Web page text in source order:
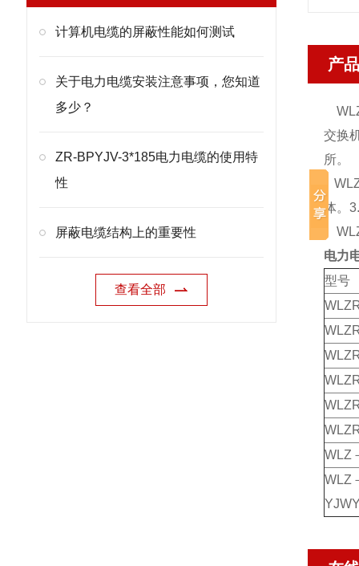
计算机电缆的屏蔽性能如何测试
关于电力电缆安装注意事项，您知道
多少？
ZR-BPYJV-3*185电力电缆的使用特
性
屏蔽电缆结构上的重要性
查看全部
产
交换
所。
体。
电力
型号
WLZ
WLZ